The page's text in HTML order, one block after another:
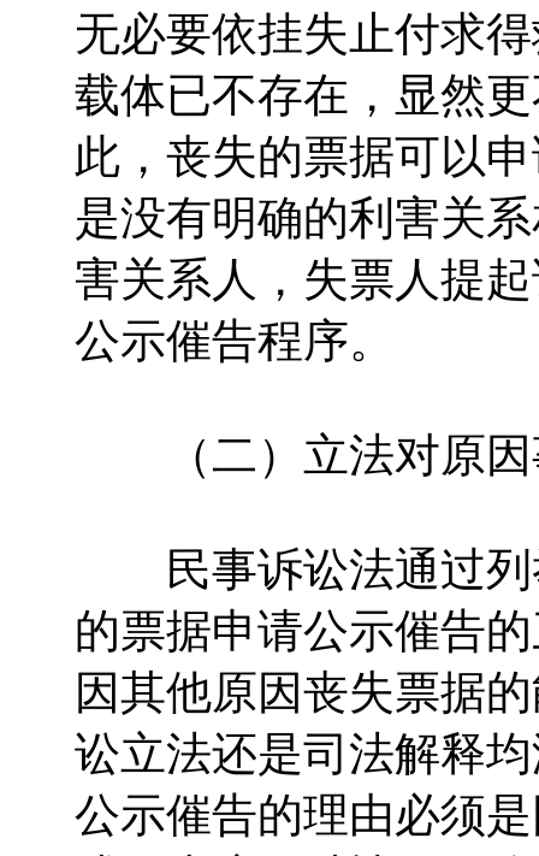
无必要依挂失止付求
载体已不存在，显然
此，丧失的票据可以
是没有明确的利害关
害关系人，失票人提
公示催告程序。
（二）立法对原因
民事诉讼法通过列
的票据申请公示催告
因其他原因丧失票据
讼立法还是司法解释
公示催告的理由必须